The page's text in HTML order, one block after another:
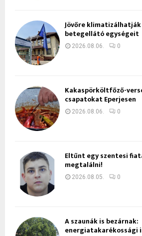
Jövőre
betegellátó egységeit
2026.08.06. 0
Kakaspörköltfőző-
csapatokat Eperjesen
2026.08.06. 0
Eltűnt egy szentesi
megtalálni!
2026.08.05. 0
A szaunák is bezárnak:
energiatakarékossági